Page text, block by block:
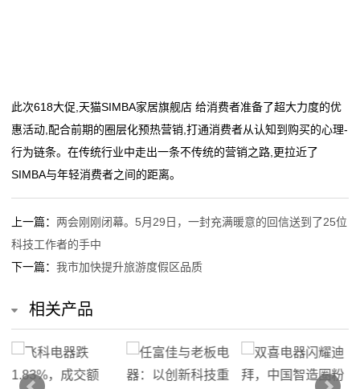
此次618大促,天猫SIMBA家居旗舰店 给消费者准备了超大力度的优
惠活动,配合前期的圈层化预热营销,打通消费者从认知到购买的心理-
行为链条。在传统行业中走出一条不传统的营销之路,更拉近了
SIMBA与年轻消费者之间的距离。
上一篇： 两会刚刚闭幕。5月29日，一封充满暖意的回信送到了25位
科技工作者的手中
下一篇： 我市加快提升旅游度假区品质
相关产品